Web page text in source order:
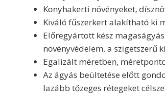
Konyhakerti növényeket,
Kiváló fűszerkert alakítható ki
Előregyártott kész
növényvédelem, a szigetszerű
Egalizált méretben,
Az ágyás beültetése előtt
lazább tőzeges rétegeket